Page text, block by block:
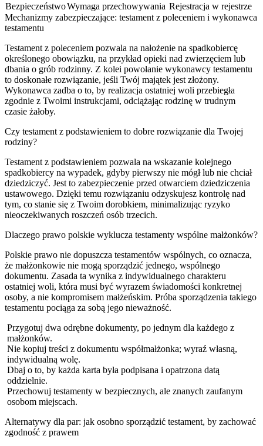
BezpieczeństwoWymaga przechowywania Rejestracja w rejestrze
Mechanizmy zabezpieczające: testament z poleceniem i wykonawca
testamentu
Testament z poleceniem pozwala na nałożenie na spadkobiercę
określonego obowiązku, na przykład opieki nad zwierzęciem lub
dbania o grób rodzinny. Z kolei powołanie wykonawcy testamentu
to doskonałe rozwiązanie, jeśli Twój majątek jest złożony.
Wykonawca zadba o to, by realizacja ostatniej woli przebiegła
zgodnie z Twoimi instrukcjami, odciążając rodzinę w trudnym
czasie żałoby.
Czy testament z podstawieniem to dobre rozwiązanie dla Twojej
rodziny?
Testament z podstawieniem pozwala na wskazanie kolejnego
spadkobiercy na wypadek, gdyby pierwszy nie mógł lub nie chciał
dziedziczyć. Jest to zabezpieczenie przed otwarciem dziedziczenia
ustawowego. Dzięki temu rozwiązaniu odzyskujesz kontrolę nad
tym, co stanie się z Twoim dorobkiem, minimalizując ryzyko
nieoczekiwanych roszczeń osób trzecich.
Dlaczego prawo polskie wyklucza testamenty wspólne małżonków?
Polskie prawo nie dopuszcza testamentów wspólnych, co oznacza,
że małżonkowie nie mogą sporządzić jednego, wspólnego
dokumentu. Zasada ta wynika z indywidualnego charakteru
ostatniej woli, która musi być wyrazem świadomości konkretnej
osoby, a nie kompromisem małżeńskim. Próba sporządzenia takiego
testamentu pociąga za sobą jego nieważność.
Przygotuj dwa odrębne dokumenty, po jednym dla każdego z
małżonków.
Nie kopiuj treści z dokumentu współmałżonka; wyraź własną,
indywidualną wolę.
Dbaj o to, by każda karta była podpisana i opatrzona datą
oddzielnie.
Przechowuj testamenty w bezpiecznych, ale znanych zaufanym
osobom miejscach.
Alternatywy dla par: jak osobno sporządzić testament, by zachować
zgodność z prawem